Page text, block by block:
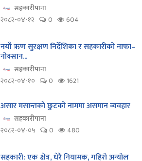
सहकारीपाना
२०८२-०४-१२
0 604
नयाँ ऋण सुरक्षण निर्देशिका र सहकारीको नाफा–
नोक्सान...
सहकारीपाना
२०८२-०४-१०
0 1621
असार मसान्तको छुटको नाममा असमान व्यवहार
सहकारीपाना
२०८२-०४-०५
0 480
सहकारी: एक क्षेत्र, धेरै नियामक, गहिरो अन्योल